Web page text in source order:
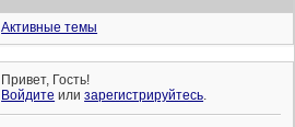
Активные темы
Привет, Гость!
Войдите илизарегистрируйтесь.